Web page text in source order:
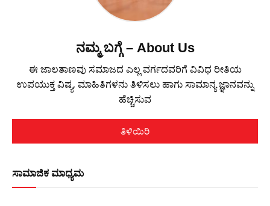
ನಮ್ಮ ಬಗ್ಗೆ – About Us
ಈ ಜಾಲತಾಣವು ಸಮಾಜದ ಎಲ್ಲ ವರ್ಗದವರಿಗೆ ವಿವಿಧ ರೀತಿಯ
ಉಪಯುಕ್ತ ವಿಷ್ಯ, ಮಾಹಿತಿಗಳನು ತಿಳಿಸಲು ಹಾಗು ಸಾಮಾನ್ಯ ಜ್ಞಾನವನ್ನು
ಹೆಚ್ಚಿಸುವ
ತಿಳಿಯಿರಿ
ಸಾಮಾಜಿಕ ಮಾಧ್ಯಮ